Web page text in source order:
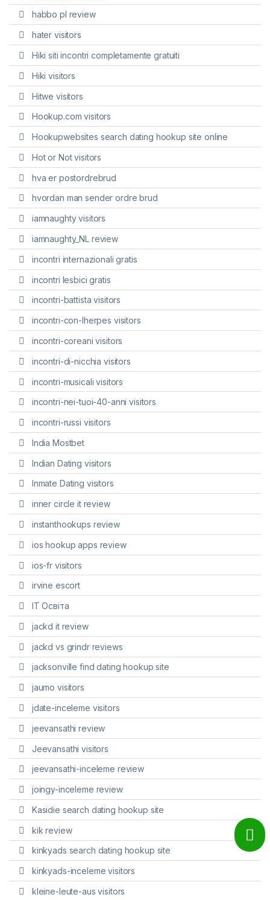
habbo pl review
hater visitors
Hiki siti incontri completamente gratuiti
Hiki visitors
Hitwe visitors
Hookup.com visitors
Hookupwebsites search dating hookup site online
Hot or Not visitors
hva er postordrebrud
hvordan man sender ordre brud
iamnaughty visitors
iamnaughty_NL review
incontri internazionali gratis
incontri lesbici gratis
incontri-battista visitors
incontri-con-lherpes visitors
incontri-coreani visitors
incontri-di-nicchia visitors
incontri-musicali visitors
incontri-nei-tuoi-40-anni visitors
incontri-russi visitors
India Mostbet
Indian Dating visitors
Inmate Dating visitors
inner circle it review
instanthookups review
ios hookup apps review
ios-fr visitors
irvine escort
IT Освіта
jackd it review
jackd vs grindr reviews
jacksonville find dating hookup site
jaumo visitors
jdate-inceleme visitors
jeevansathi review
Jeevansathi visitors
jeevansathi-inceleme review
joingy-inceleme review
Kasidie search dating hookup site
kik review
kinkyads search dating hookup site
kinkyads-inceleme visitors
kleine-leute-aus visitors